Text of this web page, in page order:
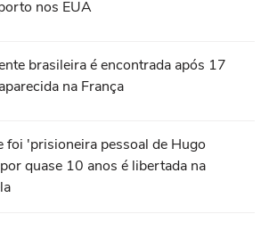
nos EUA
brasileira é encontrada após 17
na França
foi 'prisioneira pessoal de Hugo
quase 10 anos é libertada na